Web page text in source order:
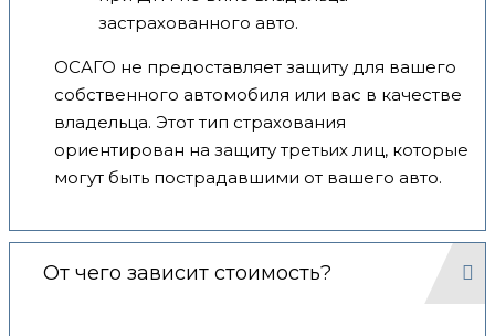
застрахованного авто.
ОСАГО не предоставляет защиту для вашего
собственного автомобиля или вас в качестве
владельца. Этот тип страхования
ориентирован на защиту третьих лиц, которые
могут быть пострадавшими от вашего авто.
От чего зависит стоимость?